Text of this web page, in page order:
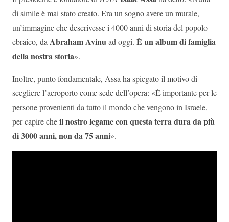
di simile è mai stato creato. Era un sogno avere un murale,
un’immagine che descrivesse i 4000 anni di storia del popolo
ebraico, daAbraham Avinuad oggi. È un album di famiglia
della nostra storia».
Inoltre, punto fondamentale, Assa ha spiegato il motivo di
scegliere l’aeroporto come sede dell’opera: «È importante per le
persone provenienti da tutto il mondo che vengono in Israele,
per capire cheil nostro legame con questa terra dura da più
di 3000 anni, non da 75 anni».